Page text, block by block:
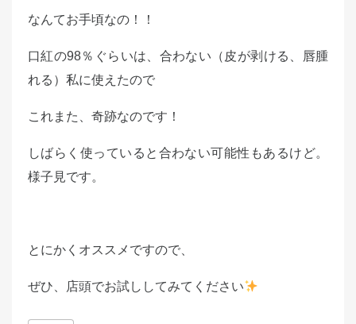
なんてお手頃なの！！
口紅の98％ぐらいは、合わない（皮が剥ける、唇腫
れる）私に使えたので
これまた、奇跡なのです！
しばらく使っていると合わない可能性もあるけど。
様子見です。
とにかくオススメですので、
ぜひ、店頭でお試ししてみてください